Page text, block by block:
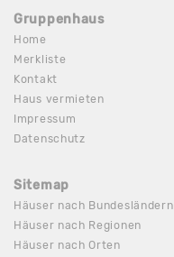
Gruppenhaus
Home
Merkliste
Kontakt
Haus vermieten
Impressum
Datenschutz
Sitemap
Häuser nach Bundesländern
Häuser nach Regionen
Häuser nach Orten